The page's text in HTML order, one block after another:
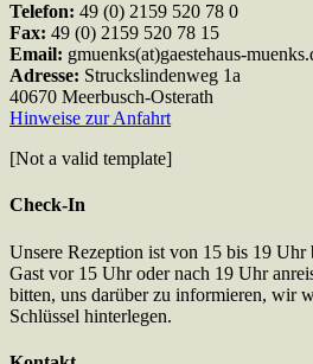
Telefon: 49 (0) 2159 520 78 0
Fax: 49 (0) 2159 520 78 15
Email: gmuenks(at)gaestehaus-
Adresse: Struckslindenweg 1a
40670 Meerbusch-Osterath
Hinweise zur Anfahrt
[Not a valid template]
Check-In
Unsere Rezeption ist von 15 bis 19 Uhr
Gast vor 15 Uhr oder nach 19 Uhr
bitten, uns darüber zu informieren, wir
Schlüssel hinterlegen.